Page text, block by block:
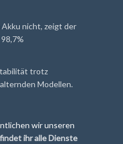
nicht, zeigt der
trotz
Modellen.
wir unseren
ihr alle Dienste